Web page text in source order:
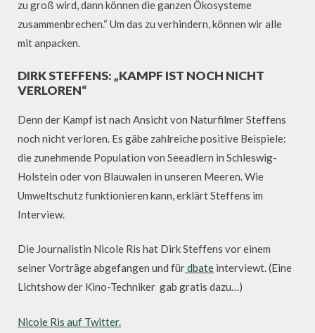
zu groß wird, dann können die ganzen Ökosysteme
zusammenbrechen.“ Um das zu verhindern, können wir alle
mit anpacken.
DIRK STEFFENS: „KAMPF IST NOCH NICHT
VERLOREN“
Denn der Kampf ist nach Ansicht von Naturfilmer Steffens
noch nicht verloren. Es gäbe zahlreiche positive Beispiele:
die zunehmende Population von Seeadlern in Schleswig-
Holstein oder von Blauwalen in unseren Meeren. Wie
Umweltschutz funktionieren kann, erklärt Steffens im
Interview.
Die Journalistin Nicole Ris hat Dirk Steffens vor einem
seiner Vorträge abgefangen und fürdbate interviewt. (Eine
Lichtshow der Kino-Techniker gab gratis dazu…)
Nicole Ris auf Twitter.